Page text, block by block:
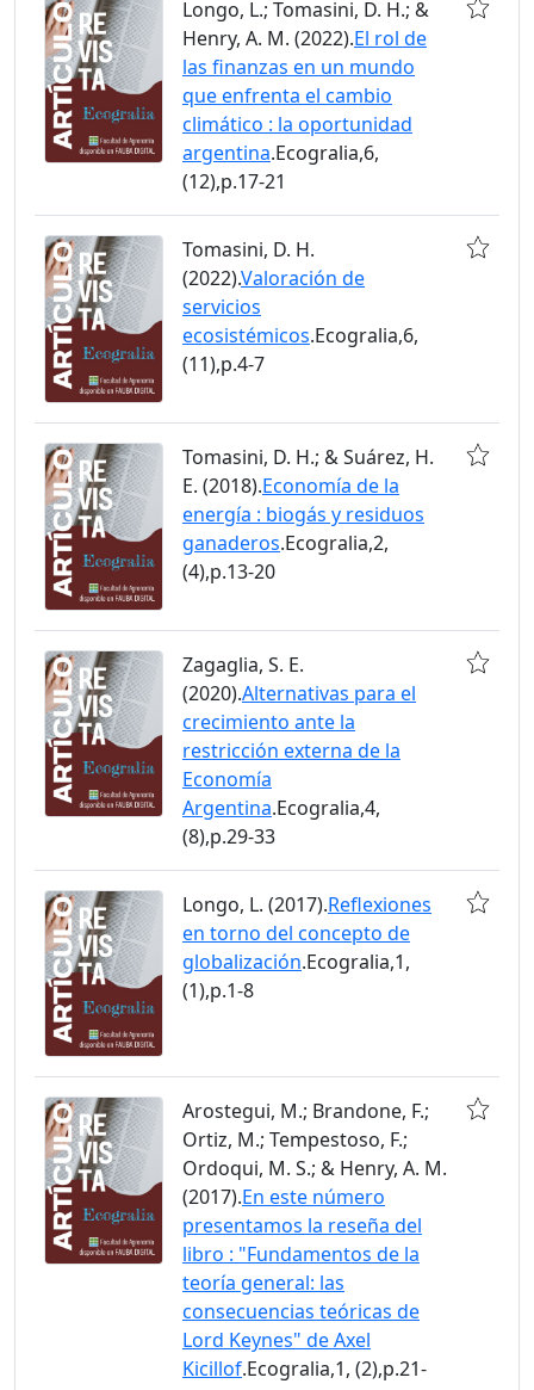
Longo, L.; Tomasini, D. H.; &
Henry, A. M. (2022).El rol de
las finanzas en un mundo
que enfrenta el cambio
climático : la oportunidad
argentina.Ecogralia,6,
(12),p.17-21
Tomasini, D. H.
(2022).Valoración de
servicios
ecosistémicos.Ecogralia,6,
(11),p.4-7
Tomasini, D. H.; & Suárez, H.
E. (2018).Economía de la
energía : biogás y residuos
ganaderos.Ecogralia,2,
(4),p.13-20
Zagaglia, S. E.
(2020).Alternativas para el
crecimiento ante la
restricción externa de la
Economía
Argentina.Ecogralia,4,
(8),p.29-33
Longo, L. (2017).Reflexiones
en torno del concepto de
globalización.Ecogralia,1,
(1),p.1-8
Arostegui, M.; Brandone, F.;
Ortiz, M.; Tempestoso, F.;
Ordoqui, M. S.; & Henry, A. M.
(2017).En este número
presentamos la reseña del
libro : "Fundamentos de la
teoría general: las
consecuencias teóricas de
Lord Keynes" de Axel
Kicillof.Ecogralia,1, (2),p.21-